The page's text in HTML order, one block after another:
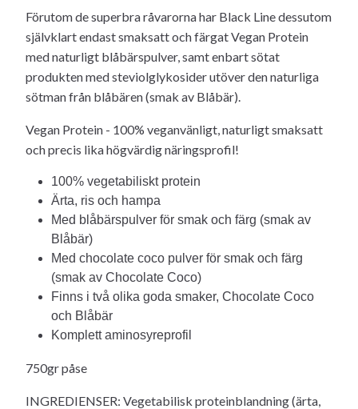
Förutom de superbra råvarorna har Black Line dessutom
självklart endast smaksatt och färgat Vegan Protein
med naturligt blåbärspulver, samt enbart sötat
produkten med steviolglykosider utöver den naturliga
sötman från blåbären (smak av Blåbär).
Vegan Protein - 100% veganvänligt, naturligt smaksatt
och precis lika högvärdig näringsprofil!
100% vegetabiliskt protein
Ärta, ris och hampa
Med blåbärspulver för smak och färg (smak av
Blåbär)
Med chocolate coco pulver för smak och färg
(smak av Chocolate Coco)
Finns i två olika goda smaker, Chocolate Coco
och Blåbär
Komplett aminosyreprofil
750gr påse
INGREDIENSER: Vegetabilisk proteinblandning (ärta,